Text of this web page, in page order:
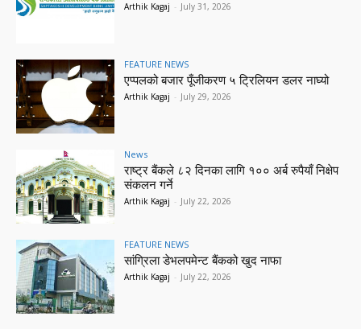
Arthik Kagaj - July 31, 2026
FEATURE NEWS
एप्पलको बजार पूँजीकरण ५ ट्रिलियन डलर नाघ्यो
Arthik Kagaj - July 29, 2026
News
राष्ट्र बैंकले ८२ दिनका लागि १०० अर्ब रुपैयाँ निक्षेप
संकलन गर्ने
Arthik Kagaj - July 22, 2026
FEATURE NEWS
सांग्रिला डेभलपमेन्ट बैंकको खुद नाफा
Arthik Kagaj - July 22, 2026